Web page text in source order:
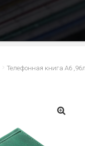
Телефонная книга А6